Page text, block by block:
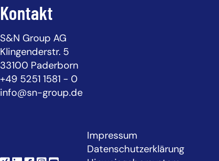
Kontakt
S&N Group AG
Klingenderstr. 5
33100 Paderborn
+49 5251 1581 - 0
info@sn-group.de
Impressum
Datenschutzerklärung